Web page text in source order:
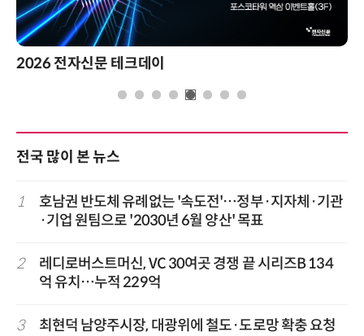
2026 전자신문 테크데이
전국 많이 본 뉴스
1
호남권 반도체 유례없는 '속도전'…정부·지자체·기관
·기업 원팀으로 '2030년 6월 양산' 목표
2
레디로버스트머신, VC 30여곳 경쟁 끝 시리즈B 134
억 유치…누적 229억
3 최현덕 남양주시장, 대광위에 철도·도로망 확충 요청